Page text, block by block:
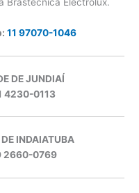
Brastécnica Electrolux.
11 97070-1046
DE JUNDIAÍ
4230-0113
INDAIATUBA
2660-0769